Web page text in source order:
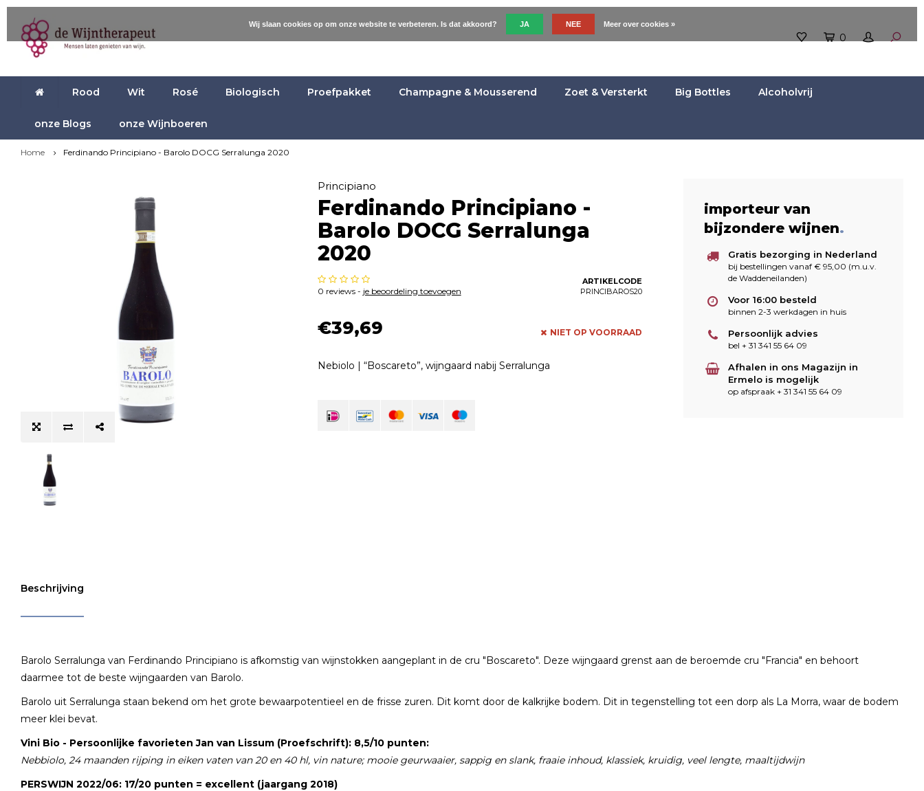
0
Rood Wit Rosé Biologisch Proefpakket Champagne & Mousserend Zoet & Versterkt Big Bottles Alcoholvrij
onze Blogs onze Wijnboeren
Home Ferdinando Principiano - Barolo DOCG Serralunga 2020
Principiano
Ferdinando Principiano -
Barolo DOCG Serralunga
2020
0 reviews - je beoordeling toevoegen
ARTIKELCODE
PRINCIBAROS20
€39,69 NIET OP VOORRAAD
Nebiolo | “Boscareto”, wijngaard nabij Serralunga
importeur van
bijzondere wijnen.
Gratis bezorging in Nederland
bij bestellingen vanaf € 95,00 (m.u.v.
de Waddeneilanden)
Voor 16:00 besteld
binnen 2-3 werkdagen in huis
Persoonlijk advies
bel + 31 341 55 64 09
Afhalen in ons Magazijn in
Ermelo is mogelijk
op afspraak + 31 341 55 64 09
Beschrijving
Barolo Serralunga van Ferdinando Principiano is afkomstig van wijnstokken aangeplant in de cru "Boscareto". Deze wijngaard grenst aan de beroemde cru "Francia" en behoort
daarmee tot de beste wijngaarden van Barolo.
Barolo uit Serralunga staan bekend om het grote bewaarpotentieel en de frisse zuren. Dit komt door de kalkrijke bodem. Dit in tegenstelling tot een dorp als La Morra, waar de bodem
meer klei bevat.
Vini Bio - Persoonlijke favorieten Jan van Lissum (Proefschrift): 8,5/10 punten:
Nebbiolo, 24 maanden rijping in eiken vaten van 20 en 40 hl, vin nature; mooie geurwaaier, sappig en slank, fraaie inhoud, klassiek, kruidig, veel lengte, maaltijdwijn
PERSWIJN 2022/06: 17/20 punten = excellent (jaargang 2018)
Wij slaan cookies op om onze website te verbeteren. Is dat akkoord? JA NEE Meer over cookies »